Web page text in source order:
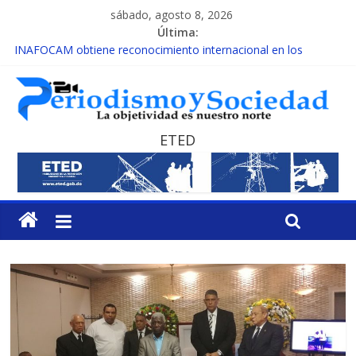
sábado, agosto 8, 2026
Última:
INAFOCAM obtiene reconocimiento internacional en los
15 de febrero de cada año es Día Nacional de la lucha contra el
cáncer infantil
EL ENFOQUE UNILATERAL DE LA COALICIÓN
MESCyT y Universidad Albizu apoyarán rehabilitación de
reclusos
MESCyT presenta calendario de Consulta Nacional por la
Educación
ETED